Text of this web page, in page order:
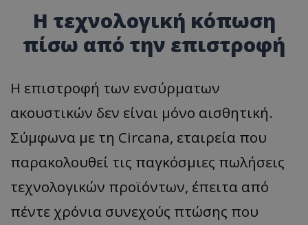
Η τεχνολογική κόπωση
πίσω από την επιστροφή
Η επιστροφή των ενσύρματων
ακουστικών δεν είναι μόνο αισθητική.
Σύμφωνα με τη Circana, εταιρεία που
παρακολουθεί τις παγκόσμιες πωλήσεις
τεχνολογικών προϊόντων, έπειτα από
πέντε χρόνια συνεχούς πτώσης που